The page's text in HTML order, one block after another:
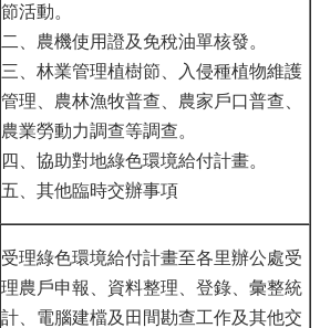
節活動。
二、農機使用證及免稅油單核發。
三、林業管理植樹節、入侵種植物維護
管理、農林漁牧普查、農家戶口普查、
農業勞動力調查等調查。
四、協助對地綠色環境給付計畫。
五、其他臨時交辦事項
受理綠色環境給付計畫至各里辦公處受
理農戶申報、資料整理、登錄、彙整統
計、電腦建檔及田間勘查工作及其他交